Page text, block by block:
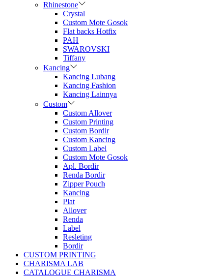
Rhinestone
Crystal
Custom Mote Gosok
Flat backs Hotfix
PAH
SWAROVSKI
Tiffany
Kancing
Kancing Lubang
Kancing Fashion
Kancing Lainnya
Custom
Custom Allover
Custom Printing
Custom Bordir
Custom Kancing
Custom Label
Custom Mote Gosok
Apl. Bordir
Renda Bordir
Zipper Pouch
Kancing
Plat
Allover
Renda
Label
Resleting
Bordir
CUSTOM PRINTING
CHARISMA LAB
CATALOGUE CHARISMA